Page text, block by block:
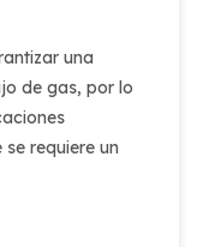
una
de gas, por lo
requiere un